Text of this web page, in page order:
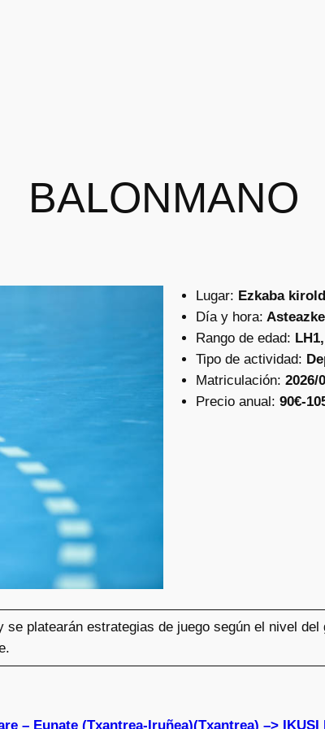
BALONMANO
Lugar: Ezkaba
Día y hora:
Rango de edad:
Tipo de actividad:
Matriculación: 2026/
Precio anual: 90€-
se platearán estrategias de juego según el nivel
– Eunate (Txantrea-Iruñea)(Txantrea) –> IKUSI